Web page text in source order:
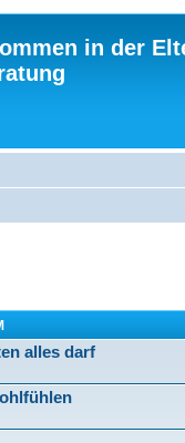
in der
alles darf